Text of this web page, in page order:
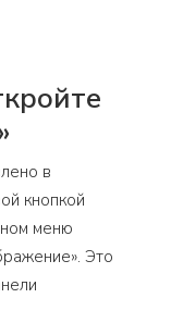
в
кнопкой
меню
Это